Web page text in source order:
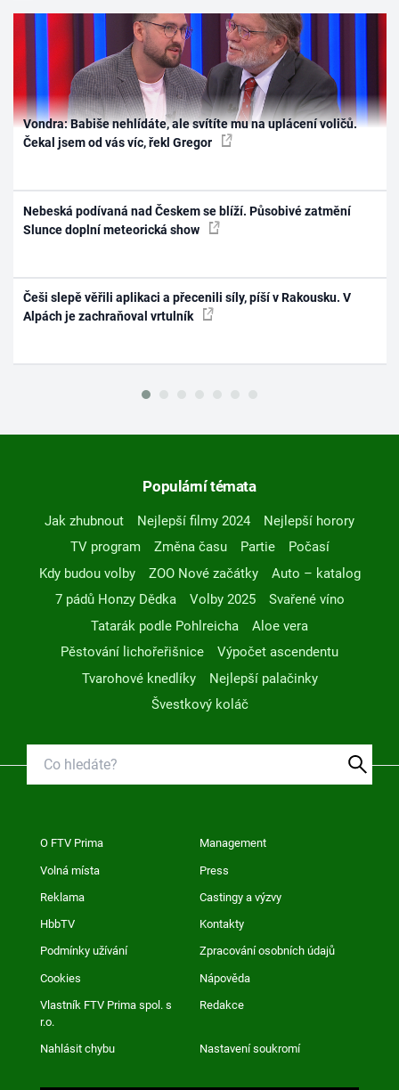
Vondra: Babiše nehlídáte, ale svítíte mu na uplácení voličů.
Čekal jsem od vás víc, řekl Gregor
Nebeská podívaná nad Českem se blíží. Působivé zatmění
Slunce doplní meteorická show
Češi slepě věřili aplikaci a přecenili síly, píší v Rakousku. V
Alpách je zachraňoval vrtulník
Populární témata
Jak zhubnout Nejlepší filmy 2024
Nejlepší horory
TV program
Změna času Partie
Počasí
Kdy budou volby
ZOO Nové začátky
Auto – katalog
7 pádů Honzy Dědka
Volby 2025
Svařené víno
Tatarák podle Pohlreicha
Aloe vera
Pěstování lichořeřišnice
Výpočet ascendentu
Tvarohové knedlíky
Nejlepší palačinky
Švestkový koláč
O FTV Prima Management
Volná místa Press
Reklama Castingy a výzvy
HbbTV Kontakty
Podmínky užívání Zpracování osobních údajů
Cookies Nápověda
Vlastník FTV Prima spol. s
r.o.
Redakce
Nahlásit chybu Nastavení soukromí